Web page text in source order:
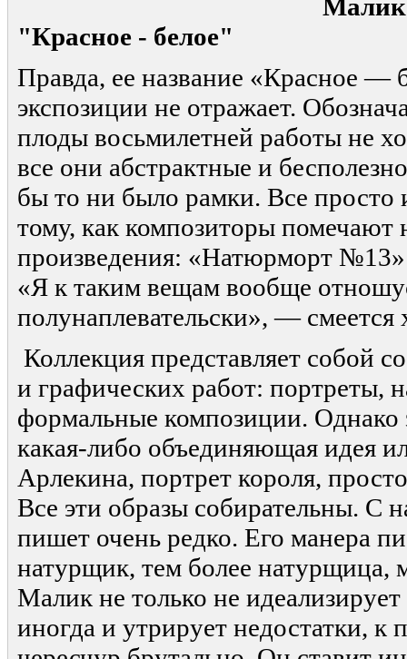
Малик
"Красное - белое"
Правда, ее название «Красное —
экспозиции не отражает.
плоды восьмилетней работы не
все они абстрактные и
бы то ни было рамки. Все просто
тому, как композиторы помечают
произведения: «Натюрморт
«Я к таким вещам вообще
полунаплевательски», — смеется
Коллекция представляет собой
и графических работ: портреты,
формальные композиции. Однако
какая-либо объединяющая идея
Арлекина, портрет короля,
Все эти образы собирательны. С
пишет очень редко. Его манера
натурщик, тем более натурщица,
Малик не только не
иногда и утрирует недостатки, к